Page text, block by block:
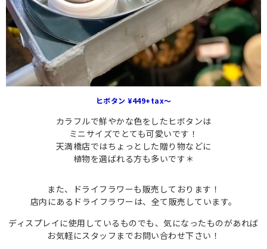
ヒボタン ¥449+tax〜
カラフルで鮮やかな色をしたヒボタンは
ミニサイズでとても可愛いです！
天満橋店ではちょっとした贈り物などに
植物を選ばれる方も多いです＊
また、ドライフラワーも販売しております！
店内にあるドライフラワーは、全て販売しています。
ディスプレイに使用しているものでも、気になったものがあれば
お気軽にスタッフまでお問い合わせ下さい！